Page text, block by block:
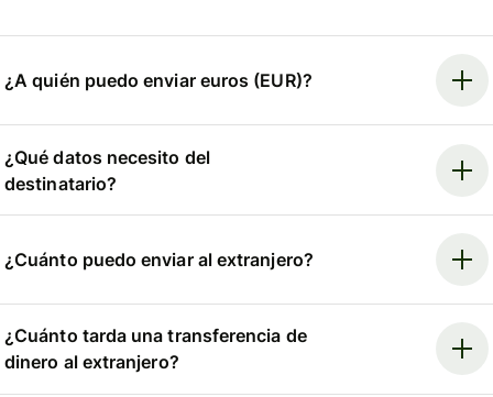
¿A quién puedo enviar euros (EUR)?
¿Qué datos necesito del
destinatario?
¿Cuánto puedo enviar al extranjero?
¿Cuánto tarda una transferencia de
dinero al extranjero?